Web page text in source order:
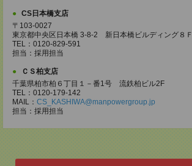
CS日本橋支店
〒103-0027
東京都中央区日本橋 3-8-2 新日本橋ビルディング８Ｆ
TEL：0120-829-591
担当：採用担当
ＣＳ柏支店
千葉県柏市柏６丁目１－番1号 流鉄柏ビル2F
TEL：0120-179-142
MAIL： CS_KASHIWA@manpowergroup.jp
担当：採用担当